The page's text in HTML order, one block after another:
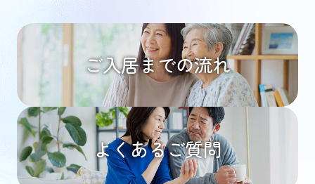
ご入居までの流れ
よくあるご質問